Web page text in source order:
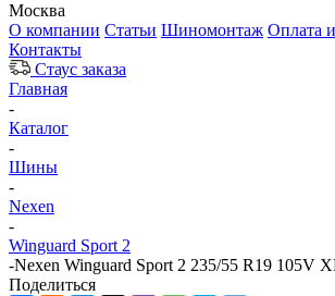
Москва
О компании Статьи Шиномонтаж Оплата
Контакты
Стаус заказа
Главная
-
Каталог
-
Шины
-
Nexen
-
Winguard Sport 2
-Nexen Winguard Sport 2 235/55 R19 105V
Поделиться